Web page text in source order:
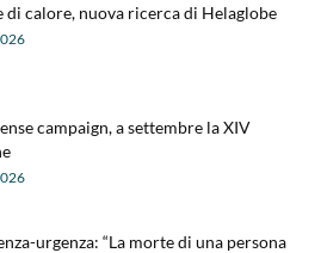
di calore, nuova ricerca di Helaglobe
campaign, a settembre la XIV
urgenza: “La morte di una persona